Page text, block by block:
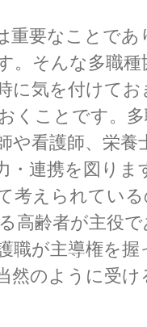
要なことで
。そんな多職
に気を付けて
くことです。
看護師、栄養
・連携を図り
考えられてい
高齢者が主役
職が主導権を
然のように受